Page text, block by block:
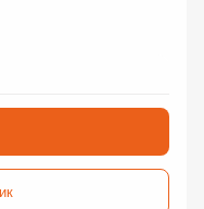
принимаете
принимаете